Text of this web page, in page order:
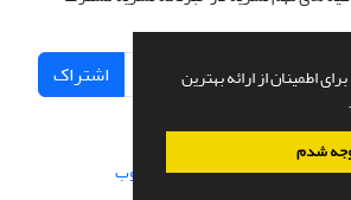
اطمینان از ارائه بهترین
شدم
اشتراک
علمی.طراحی و پیاده سازی از سیناوب